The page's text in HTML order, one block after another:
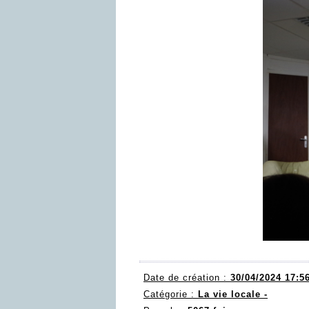
Date de création : 30/04/2024
Catégorie : La vie locale -